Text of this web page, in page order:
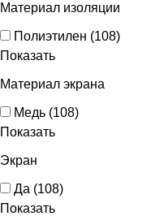
Материал изоляции
Полиэтилен (108)
Показать
Материал экрана
Медь (108)
Показать
Экран
Да (108)
Показать